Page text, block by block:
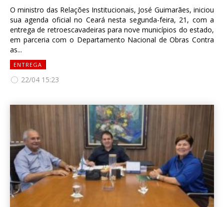
O ministro das Relações Institucionais, José Guimarães, iniciou
sua agenda oficial no Ceará nesta segunda-feira, 21, com a
entrega de retroescavadeiras para nove municípios do estado,
em parceria com o Departamento Nacional de Obras Contra
as...
ENTREGA
22/04 15:23